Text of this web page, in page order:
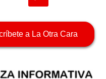
a La Otra Cara